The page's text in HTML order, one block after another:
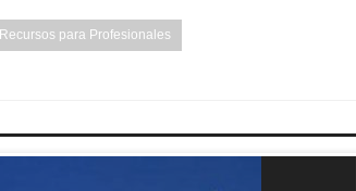
Recursos para Profesionales